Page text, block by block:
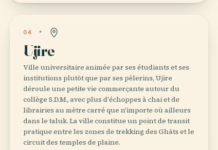
04
Ujire
Ville universitaire animée par ses étudiants et ses
institutions plutôt que par ses pèlerins, Ujire
déroule une petite vie commerçante autour du
collège S.D.M., avec plus d'échoppes à chai et de
librairies au mètre carré que n'importe où ailleurs
dans le taluk. La ville constitue un point de transit
pratique entre les zones de trekking des Ghâts et le
circuit des temples de plaine.